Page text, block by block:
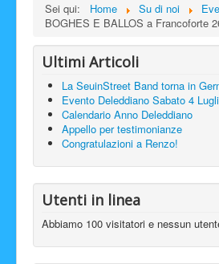
Sei qui: Home Su di noi
BOGHES E BALLOS a Francoforte
Ultimi Articoli
La SeuinStreet Band torna in
Evento Deleddiano Sabato 4
Calendario Anno Deleddiano
Appello per testimonianze
Congratulazioni a Renzo!
Utenti in linea
Abbiamo 100 visitatori e nessun